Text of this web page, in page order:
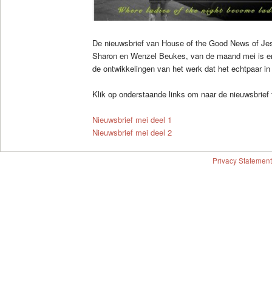
De nieuwsbrief van House of the Good News of
Sharon en Wenzel Beukes, van de maand mei is
de ontwikkelingen van het werk dat het echtpaar
Klik op onderstaande links om naar de nieuwsbrief
Nieuwsbrief mei deel 1
Nieuwsbrief mei deel 2
Privacy Statement